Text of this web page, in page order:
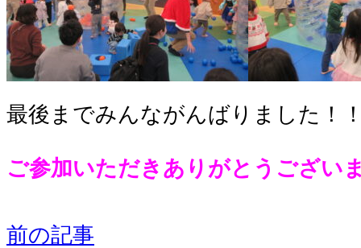
最後までみんながんばりました！
ご参加いただきありがとうござい
前の記事